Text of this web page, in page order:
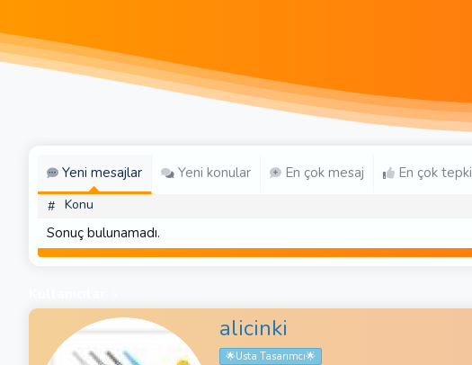
Yeni mesajlar Yeni konular En çok mesaj En çok tepki
# Konu
Sonuç bulunamadı.
alicinki
🌟Usta Tasarımcı🌟